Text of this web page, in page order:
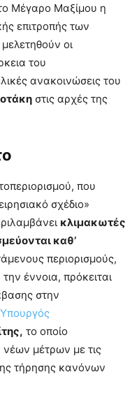
Μέγαρο Μαξίμου η
επιτροπής των
οι
του
ανακοινώσεις του
στις αρχές της
που
σχέδιο»
κλιμακωτές
καθ’
περιορισμούς,
έννοια, πρόκειται
στην
το οποίο
μέτρων με τις
τήρησης κανόνων